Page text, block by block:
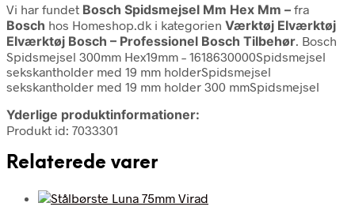
Vi har fundet Bosch Spidsmejsel Mm Hex Mm – fra
Bosch hos Homeshop.dk i kategorien Værktøj Elværktøj
Elværktøj Bosch – Professionel Bosch Tilbehør. Bosch
Spidsmejsel 300mm Hex19mm – 1618630000Spidsmejsel
sekskantholder med 19 mm holderSpidsmejsel
sekskantholder med 19 mm holder 300 mmSpidsmejsel
Yderlige produktinformationer:
Produkt id: 7033301
Relaterede varer